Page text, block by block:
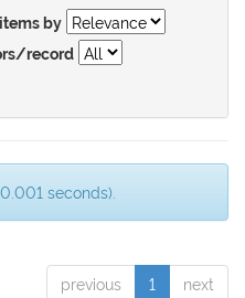
by
record
seconds).
previous 1 next